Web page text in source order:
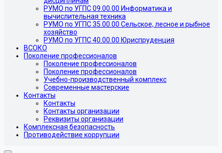
РУМО по УГПС 09.00.00 Информатика и
вычислительная техника
РУМО по УГПС 35.00.00 Сельское, лесное и рыбное
хозяйство
РУМО по УГПС 40.00.00 Юриспруденция
ВСОКО
Поколение профессионалов
Поколение профессионалов
Поколение профессионалов
Учебно-производственный комплекс
Современные мастерские
Контакты
Контакты
Контакты организации
Реквизиты организации
Комплексная безопасность
Противодействие коррупции